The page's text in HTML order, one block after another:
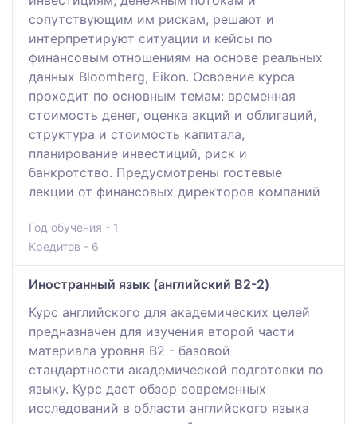
сопутствующим им рискам, решают и
интерпретируют ситуации и кейсы по
финансовым отношениям на основе реальных
данных Bloomberg, Eikon. Освоение курса
проходит по основным темам: временная
стоимость денег, оценка акций и облигаций,
структура и стоимость капитала,
планирование инвестиций, риск и
банкротство. Предусмотрены гостевые
лекции от финансовых директоров компаний
Год обучения - 1
Кредитов - 6
Иностранный язык (английский B2-2)
Курс английского для академических целей
предназначен для изучения второй части
материала уровня B2 - базовой
стандартности академической подготовки по
языку. Курс дает обзор современных
исследований в области английского языка